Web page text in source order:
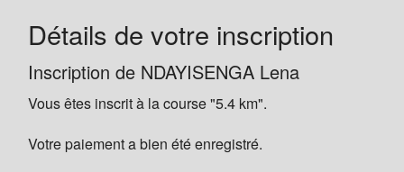
Accueil
Informations
Règlement
Inscription
Détails de votre inscription
Inscription de NDAYISENGA Lena
Vous êtes inscrit à la course "5.4 km".
Votre paiement a bien été enregistré.